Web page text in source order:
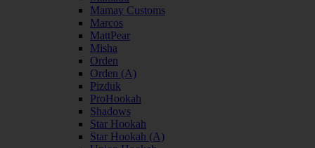
Mamay Customs
Marcos
MattPear
Misha
Orden
Orden (А)
Pizduk
ProHookah
Shadows
Star Hookah
Star Hookah (А)